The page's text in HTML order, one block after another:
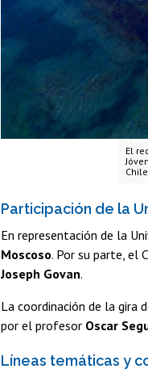
El
Participación de la
En representación de la
Moscoso. Por su parte, el
Joseph Govan.
La coordinación de la gira
por el profesor Oscar
Líneas temáticas y